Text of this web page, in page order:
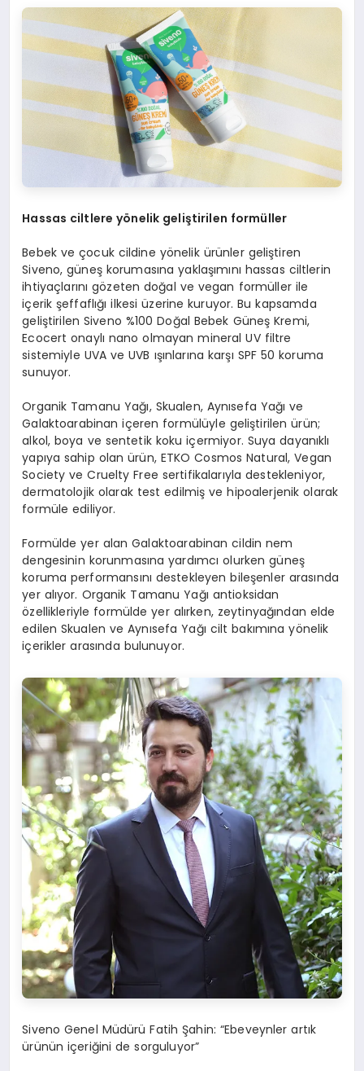
Hassas ciltlere yönelik geliştirilen formüller
Bebek ve çocuk cildine yönelik ürünler geliştiren
Siveno, güneş korumasına yaklaşımını hassas ciltlerin
ihtiyaçlarını gözeten doğal ve vegan formüller ile
içerik şeffaflığı ilkesi üzerine kuruyor. Bu kapsamda
geliştirilen Siveno %100 Doğal Bebek Güneş Kremi,
Ecocert onaylı nano olmayan mineral UV filtre
sistemiyle UVA ve UVB ışınlarına karşı SPF 50 koruma
sunuyor.
Organik Tamanu Yağı, Skualen, Aynısefa Yağı ve
Galaktoarabinan içeren formülüyle geliştirilen ürün;
alkol, boya ve sentetik koku içermiyor. Suya dayanıklı
yapıya sahip olan ürün, ETKO Cosmos Natural, Vegan
Society ve Cruelty Free sertifikalarıyla destekleniyor,
dermatolojik olarak test edilmiş ve hipoalerjenik olarak
formüle ediliyor.
Formülde yer alan Galaktoarabinan cildin nem
dengesinin korunmasına yardımcı olurken güneş
koruma performansını destekleyen bileşenler arasında
yer alıyor. Organik Tamanu Yağı antioksidan
özellikleriyle formülde yer alırken, zeytinyağından elde
edilen Skualen ve Aynısefa Yağı cilt bakımına yönelik
içerikler arasında bulunuyor.
Siveno Genel Müdürü Fatih Şahin: “Ebeveynler artık
ürünün içeriğini de sorguluyor”